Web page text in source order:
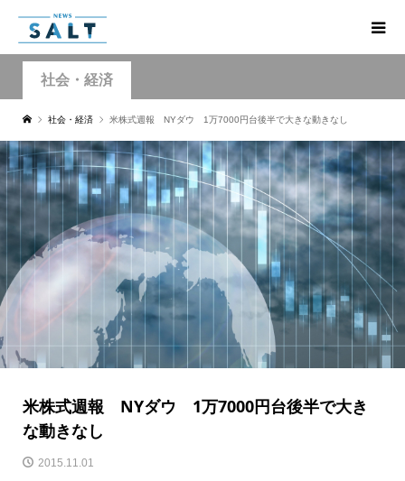
社会・経済
社会・経済 米株式週報 NYダウ 1万7000円台後半で大きな動きなし
米株式週報 NYダウ 1万7000円台後半で大き
な動きなし
2015.11.01